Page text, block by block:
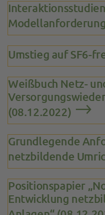
Umstieg auf SF6-
Weißbuch Netz-
(08.12.2022)
Grundlegende
netzbildende
Positionspapier
Entwicklung